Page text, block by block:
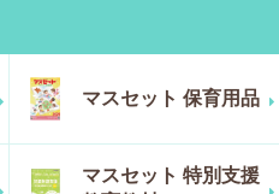
マスセット 保育用品
マスセット 特別支援